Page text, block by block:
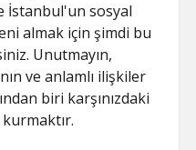
İstanbul'un sosyal
almak için şimdi bu
Unutmayın,
ve anlamlı ilişkiler
biri karşınızdaki